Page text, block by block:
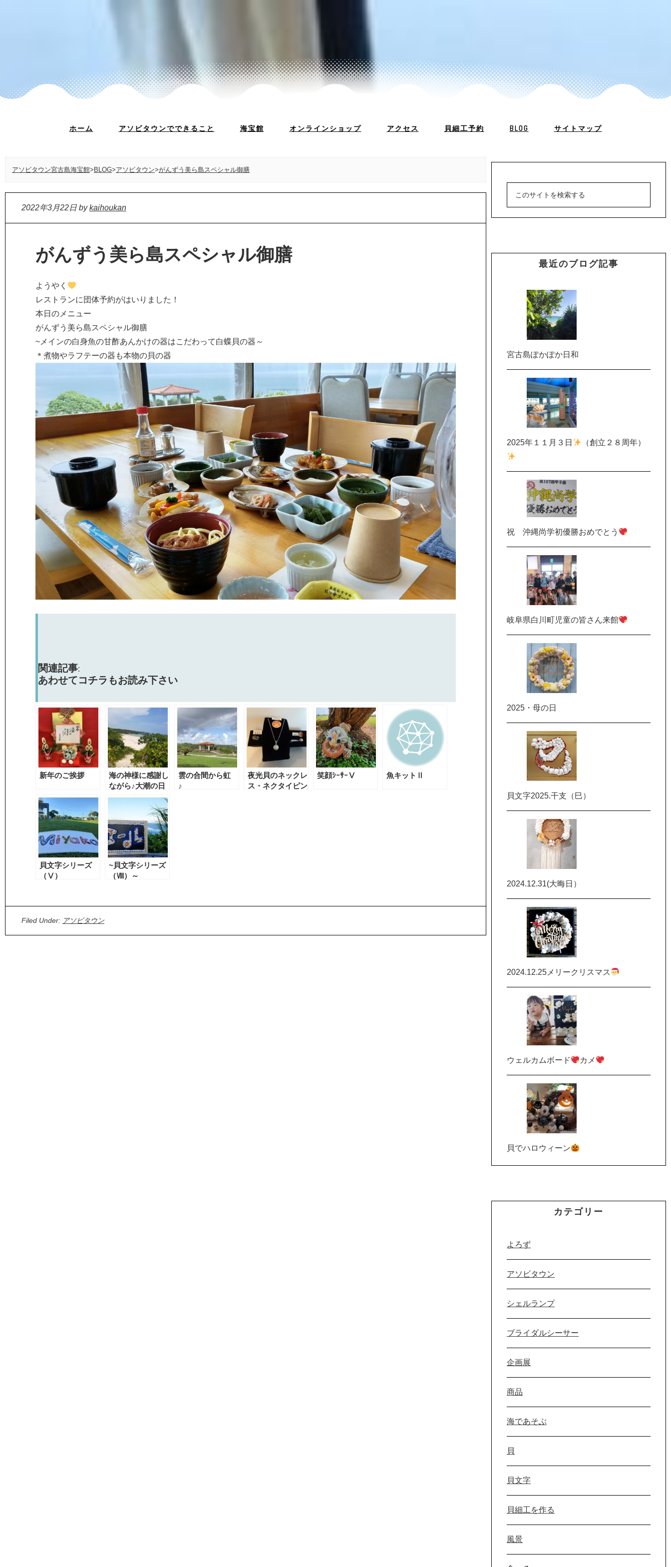
ホーム アソビタウンでできること 海宝館 オンラインショップ アクセス 貝細工予約 BLOG サイトマップ
アソビタウン宮古島海宝館> BLOG>アソビタウン>がんずう美ら島スペシャル御膳
2022年3月22日 bykaihoukan
がんずう美ら島スペシャル御膳
ようやく
レストランに団体予約がはいりました！
本日のメニュー
がんずう美ら島スペシャル御膳
~メインの白身魚の甘酢あんかけの器はこだわって白蝶貝の器～
＊煮物やラフテーの器も本物の貝の器
関連記事:
あわせてコチラもお読み下さい
新年のご挨拶
海の神様に感謝し
ながら♪大潮の日
みつけました。
雲の合間から虹
♪
夜光貝のネックレ
ス・ネクタイピン
笑顔ｼｰｻｰⅤ 魚キットⅡ
貝文字シリーズ
（Ⅴ）
~貝文字シリーズ
（Ⅷ）～
Filed Under: アソビタウン
最近のブログ記事
宮古島ぽかぽか日和
2025年１１月３日 （創立２８周年）
祝 沖縄尚学初優勝おめでとう
岐阜県白川町児童の皆さん来館
2025・母の日
貝文字2025.干支（巳）
2024.12.31(大晦日）
2024.12.25メリークリスマス
ウェルカムボード カメ
貝でハロウィーン
カテゴリー
よろず
アソビタウン
シェルランプ
ブライダルシーサー
企画展
商品
海であそぶ
貝
貝文字
貝細工を作る
風景